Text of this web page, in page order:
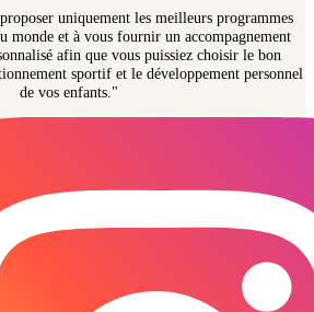
uniquement les meilleurs programmes
monde et à vous fournir un accompagnement
afin que vous puissiez choisir le bon
sportif et le développement personnel
de vos enfants."